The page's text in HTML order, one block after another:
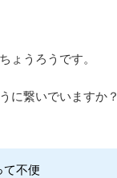
ょうろうです。
に繋いでいますか？
て不便